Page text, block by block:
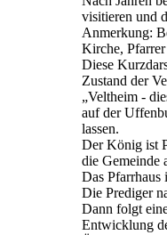
visitieren und
Anmerkung:
Kirche,
Diese
Zustand der
„Veltheim -
auf der
lassen.
Der König ist
die Gemeinde
Das Pfarrhaus
Die
Dann folgt
Entwicklung